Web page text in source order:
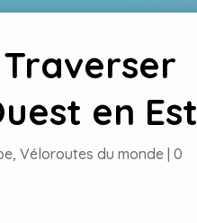
en Est
, Véloroutes du monde 0